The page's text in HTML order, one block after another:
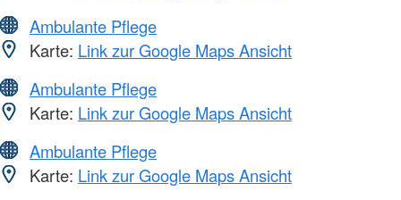
Ambulante Pflege
Karte: Link zur Google Maps Ansicht
Ambulante Pflege
Karte: Link zur Google Maps Ansicht
Ambulante Pflege
Karte: Link zur Google Maps Ansicht